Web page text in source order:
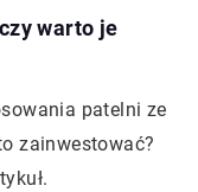
warto je
patelni ze
zainwestować?